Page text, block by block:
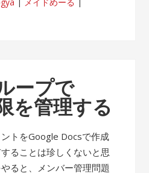
ープで
を管理する
トをGoogle Docsで作成
ることは珍しくないと思
ると、メンバー管理問題